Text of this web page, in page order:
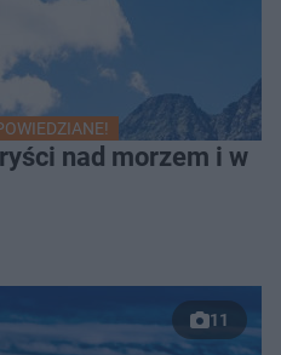
nad morzem i w
11